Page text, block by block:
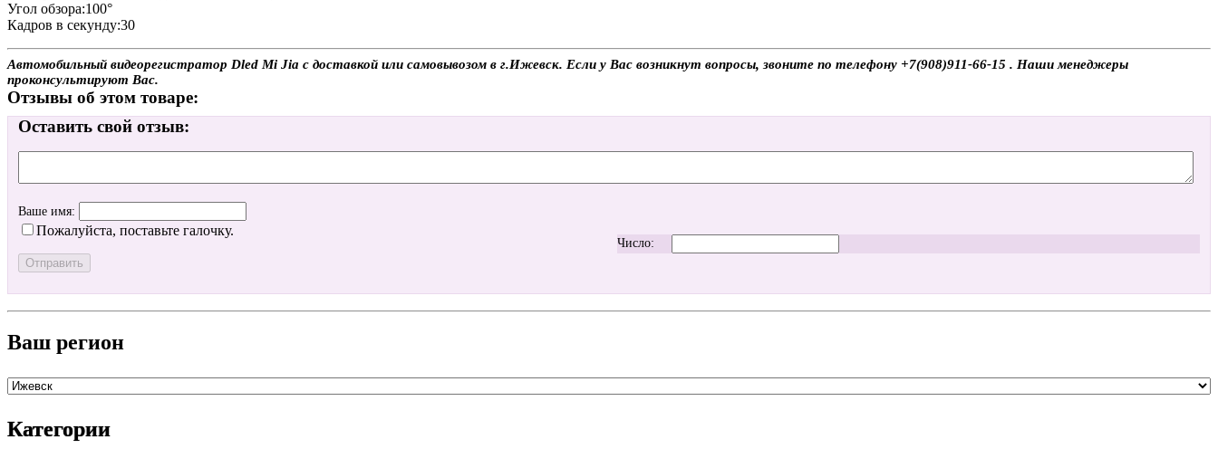
Угол обзора:100°
Кадров в секунду:30
Автомобильный видеорегистратор Dled Mi Jia с доставкой или самовывозом в г.Ижевск. Если у Вас возникнут вопросы, звоните по телефону +7(908)911-66-15 . Наши менеджеры
проконсультируют Вас.
Отзывы об этом товаре:
Оставить свой отзыв:
Ваше имя:
Пожалуйста, поставьте галочку.
Число:
Ваш регион
Категории